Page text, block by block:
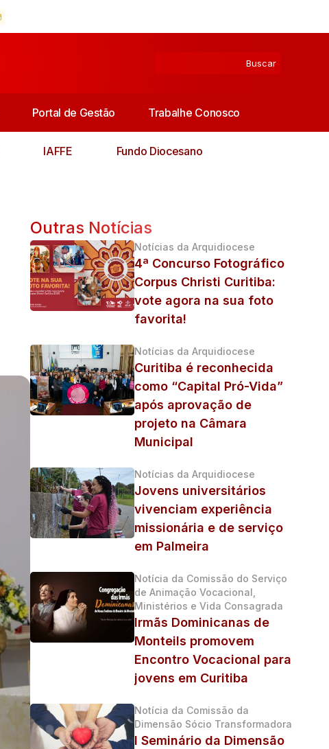
Portal de Gestão Trabalhe Conosco
IAFFE Fundo Diocesano
Outras Notícias
Notícias da Arquidiocese
4ª Concurso Fotográfico
Corpus Christi Curitiba:
vote agora na sua foto
favorita!
Notícias da Arquidiocese
Curitiba é reconhecida
como “Capital Pró-Vida”
após aprovação de
projeto na Câmara
Municipal
Notícias da Arquidiocese
Jovens universitários
vivenciam experiência
missionária e de serviço
em Palmeira
Notícia da Comissão do Serviço
de Animação Vocacional,
Ministérios e Vida Consagrada
Irmãs Dominicanas de
Monteils promovem
Encontro Vocacional para
jovens em Curitiba
Notícia da Comissão da
Dimensão Sócio Transformadora
I Seminário da Dimensão